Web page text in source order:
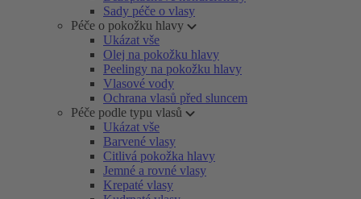
Sady péče o vlasy
Péče o pokožku hlavy
Ukázat vše
Olej na pokožku hlavy
Peelingy na pokožku hlavy
Vlasové vody
Ochrana vlasů před sluncem
Péče podle typu vlasů
Ukázat vše
Barvené vlasy
Citlivá pokožka hlavy
Jemné a rovné vlasy
Krepaté vlasy